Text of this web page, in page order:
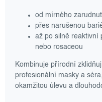
od mírného
přes narušenou
až po silně reaktivní
nebo rosaceou
Kombinuje přírodní
profesionální masky a
okamžitou úlevu a